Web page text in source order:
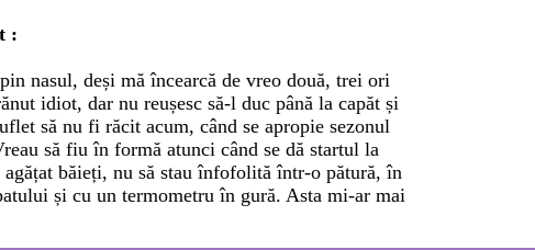
:
nasul, deși mă încearcă de vreo două, trei ori
idiot, dar nu reușesc să-l duc până la capăt și
să nu fi răcit acum, când se apropie sezonul
să fiu în formă atunci când se dă startul la
agățat băieți, nu să stau înfofolită într-o pătură, în
și cu un termometru în gură. Asta mi-ar mai